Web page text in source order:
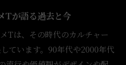
街歩きをもっと楽しくする方
アクセントにしたトレンド提
Tが語る過去と今
Tは、その時代のカルチャー
ています。90年代や2000年代